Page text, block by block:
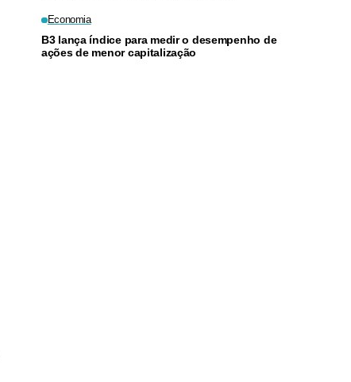
Economia
B3 lança índice para medir o desempenho de
ações de menor capitalização